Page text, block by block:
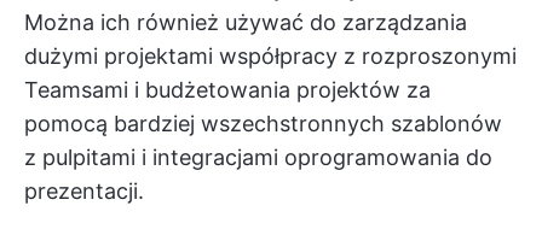
Można ich również używać do zarządzania
dużymi projektami współpracy z rozproszonymi
Teamsami i budżetowania projektów za
pomocą bardziej wszechstronnych szablonów
z pulpitami i integracjami oprogramowania do
prezentacji.